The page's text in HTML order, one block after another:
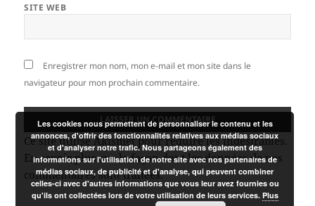
SITE WEB
Enregistrer mon nom, mon e-mail et mon site dans le
navigateur pour mon prochain commentaire.
Ce site utilise Akismet pour réduire les indésirables.
En savoir plus sur la façon dont les données de vos
commentaires sont traitées.
Les cookies nous permettent de personnaliser le contenu et les
annonces, d'offrir des fonctionnalités relatives aux médias sociaux
et d'analyser notre trafic. Nous partageons également des
informations sur l'utilisation de notre site avec nos partenaires de
médias sociaux, de publicité et d'analyse, qui peuvent combiner
celles-ci avec d'autres informations que vous leur avez fournies ou
qu'ils ont collectées lors de votre utilisation de leurs services. Plus